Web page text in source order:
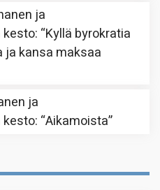
ja
kesto: “Kyllä byrokratia
ja kansa maksaa
ja
kesto: “Aikamoista”